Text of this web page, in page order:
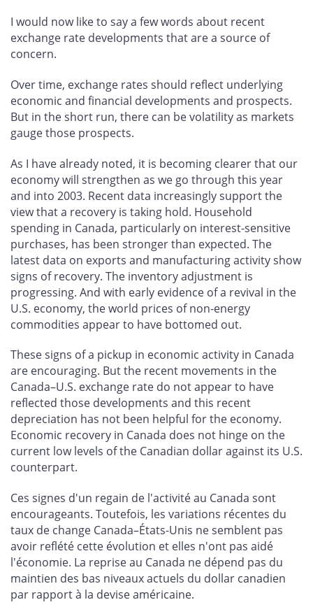
I would now like to say a few words about recent
exchange rate developments that are a source of
concern.
Over time, exchange rates should reflect underlying
economic and financial developments and prospects.
But in the short run, there can be volatility as markets
gauge those prospects.
As I have already noted, it is becoming clearer that our
economy will strengthen as we go through this year
and into 2003. Recent data increasingly support the
view that a recovery is taking hold. Household
spending in Canada, particularly on interest-sensitive
purchases, has been stronger than expected. The
latest data on exports and manufacturing activity show
signs of recovery. The inventory adjustment is
progressing. And with early evidence of a revival in the
U.S. economy, the world prices of non-energy
commodities appear to have bottomed out.
These signs of a pickup in economic activity in Canada
are encouraging. But the recent movements in the
Canada–U.S. exchange rate do not appear to have
reflected those developments and this recent
depreciation has not been helpful for the economy.
Economic recovery in Canada does not hinge on the
current low levels of the Canadian dollar against its U.S.
counterpart.
Ces signes d'un regain de l'activité au Canada sont
encourageants. Toutefois, les variations récentes du
taux de change Canada–États-Unis ne semblent pas
avoir reflété cette évolution et elles n'ont pas aidé
l'économie. La reprise au Canada ne dépend pas du
maintien des bas niveaux actuels du dollar canadien
par rapport à la devise américaine.